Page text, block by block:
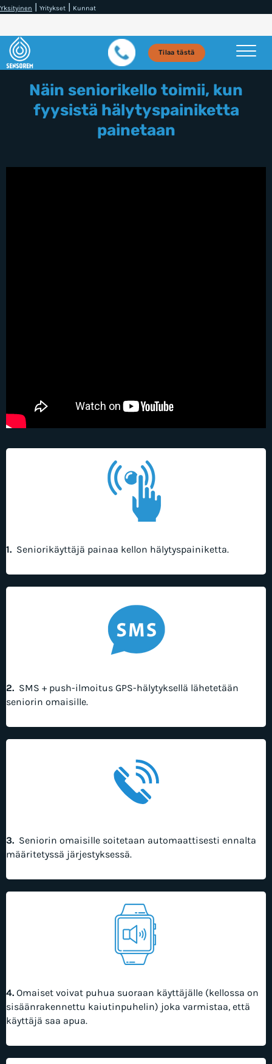
Yksityinen | Yritykset | Kunnat
Tilaa tästä
Näin seniorikello toimii, kun
fyysistä hälytyspainiketta
painetaan
1. Seniorikäyttäjä painaa kellon hälytyspainiketta.
2.SMS + push-ilmoitus GPS-hälytyksellä lähetetään
seniorin omaisille.
3.Seniorin omaisille soitetaan automaattisesti ennalta
määritetyssä järjestyksessä.
4.Omaiset voivat puhua suoraan käyttäjälle (kellossa on
sisäänrakennettu kaiutinpuhelin) joka varmistaa, että
käyttäjä saa apua.